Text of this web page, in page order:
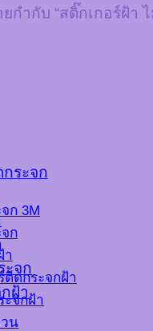
ก 3M
ก
า
ติดกระจกฝ้า
ะจกฝ้า
น
กำกับ “สติ๊กเกอร์ฝ้า
ระจก
ะจก
ฝ้า